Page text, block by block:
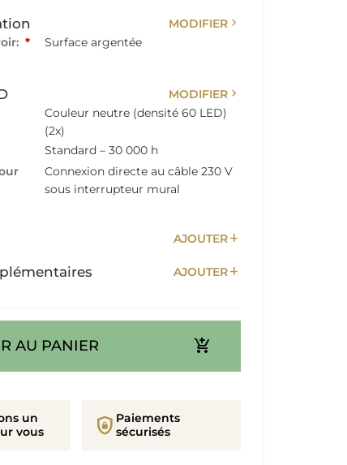
MODIFIER chevron_right
* Surface argentée
MODIFIER chevron_right
Couleur neutre (densité 60 LED)
(2x)
Standard – 30 000 h
Connexion directe au câble 230 V
sous interrupteur mural
AJOUTERadd
AJOUTERadd
AU PANIER add_shopping_cart
un
vous
shield_lock Paiements
sécurisés